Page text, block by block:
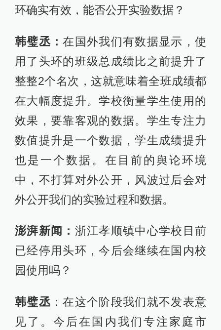
中，不打算对外公开，风波过后会对
外公开我们的实验过程和数据。
澎湃新闻：浙江孝顺镇中心学校目前
已经停用头环，今后会继续在国内校
园使用吗？
韩璧丞 ：在这个阶段我们就不发表意
见了。今后在国内我们专注家庭市
场，为家庭个人使用提供服务。
责任编辑：何利权 校对：施鋆 509
评论
Master大師
拿学生做实验